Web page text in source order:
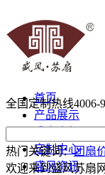
首页
产品展示
定制中心
盛风资讯
全国定制热线4006-
热门关键词：团扇
欢迎来到盛风苏扇